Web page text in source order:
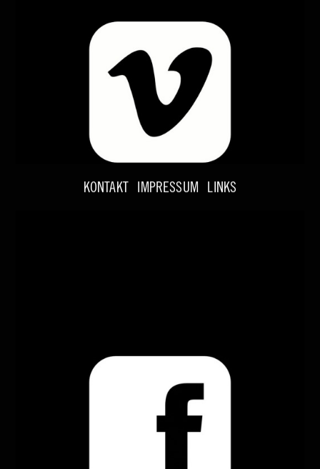
KONTAKT IMPRESSUM LINKS